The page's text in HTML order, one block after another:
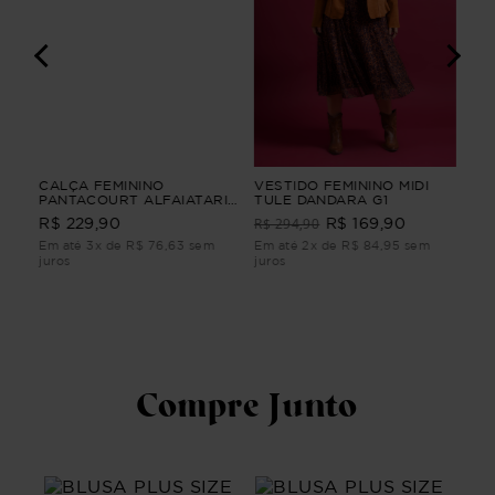
CALÇA FEMININO
PANTACOURT ALFAIATARIA
YUMI CALÇA FEMININO
PANTACOURT ALFAIATARIA
Verde M
R$ 229,90
Em até 3x de R$ 76,63 sem
juros
VESTIDO FEMININO MIDI
TULE DANDARA G1
R$ 294,90 R$ 169,90
Em até 2x de R$ 84,95 sem
juros
Compre Junto